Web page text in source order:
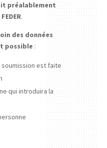
préalablement
.
des données
possible :
est faite
qui introduira la